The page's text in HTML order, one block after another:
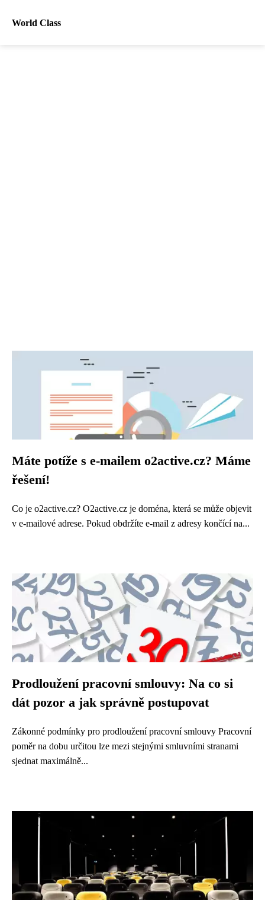
World Class
Máte potíže s e-mailem o2active.cz? Máme
řešení!
Co je o2active.cz? O2active.cz je doména, která se může objevit
v e-mailové adrese. Pokud obdržíte e-mail z adresy končící na...
Prodloužení pracovní smlouvy: Na co si
dát pozor a jak správně postupovat
Zákonné podmínky pro prodloužení pracovní smlouvy Pracovní
poměr na dobu určitou lze mezi stejnými smluvními stranami
sjednat maximálně...